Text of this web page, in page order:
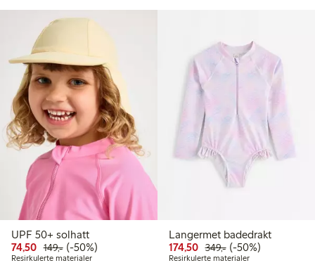
UPF 50+ solhatt
74,50 Rabattert pris: 74,50 kr
149,-Vanlig pris: 149,00 kr
50% rabatt
(-50%)
Resirkulerte materialer
Langermet badedrakt
174,50 Rabattert pris: 174,50 kr
349,-Vanlig pris:
50% rabatt
(-50%)
Resirkulerte materialer